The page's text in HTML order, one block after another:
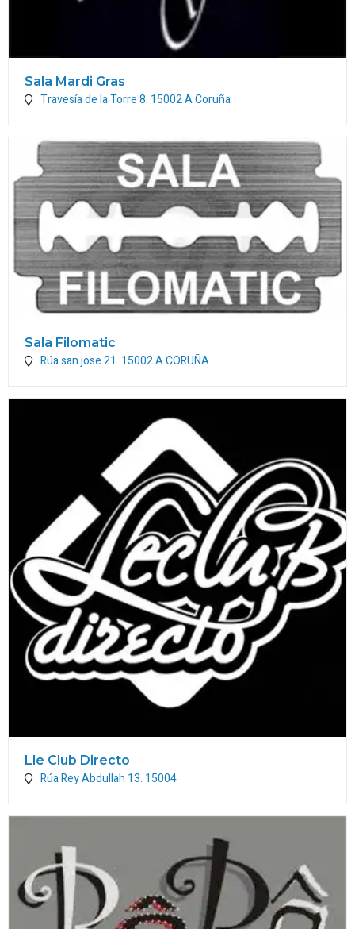
Sala Mardi Gras
Travesía de la Torre 8. 15002A Coruña
Sala Filomatic
Rúa san jose 21. 15002A CORUÑA
Lle Club Directo
Rúa Rey Abdullah 13. 15004